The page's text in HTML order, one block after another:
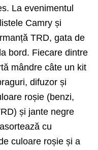
La evenimentul
Camry și
TRD, gata de
bord. Fiecare dintre
mândre câte un kit
difuzor și
roșie (benzi,
și jante negre
cu
culoare roșie și a